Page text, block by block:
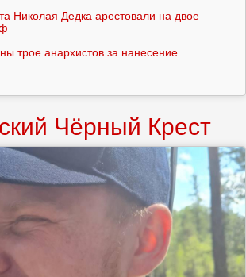
Николая Дедка арестовали на двое
трое анархистов за нанесение
Чёрный Крест